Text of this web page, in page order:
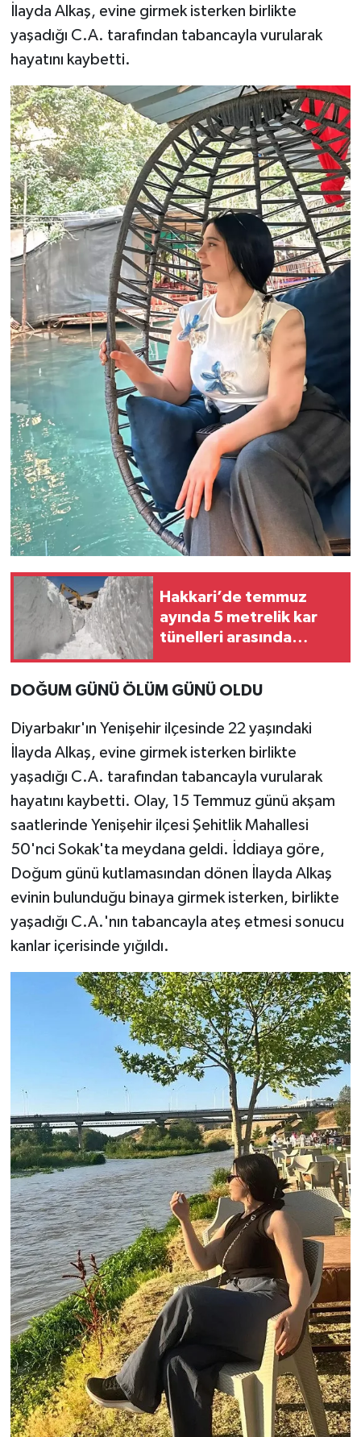
İlayda Alkaş, evine girmek isterken birlikte
yaşadığı C.A. tarafından tabancayla vurularak
hayatını kaybetti.
Hakkari’de temmuz
ayında 5 metrelik kar
tünelleri arasında
DOĞUM GÜNÜ ÖLÜM GÜNÜ OLDU
Diyarbakır'ın Yenişehir ilçesinde 22 yaşındaki
İlayda Alkaş, evine girmek isterken birlikte
yaşadığı C.A. tarafından tabancayla vurularak
hayatını kaybetti. Olay, 15 Temmuz günü akşam
saatlerinde Yenişehir ilçesi Şehitlik Mahallesi
50'nci Sokak'ta meydana geldi. İddiaya göre,
Doğum günü kutlamasından dönen İlayda Alkaş
evinin bulunduğu binaya girmek isterken, birlikte
yaşadığı C.A.'nın tabancayla ateş etmesi sonucu
kanlar içerisinde yığıldı.